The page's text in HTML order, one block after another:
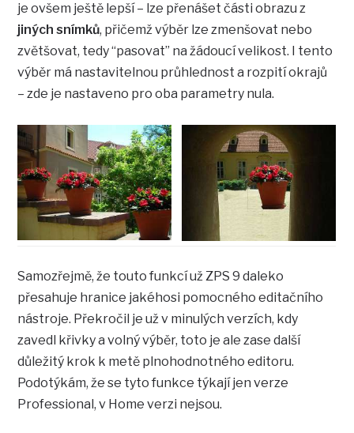
je ovšem ještě lepší – lze přenášet části obrazu z
jiných snímků, přičemž výběr lze zmenšovat nebo
zvětšovat, tedy “pasovat” na žádoucí velikost. I tento
výběr má nastavitelnou průhlednost a rozpití okrajů
– zde je nastaveno pro oba parametry nula.
Samozřejmě, že touto funkcí už ZPS 9 daleko
přesahuje hranice jakéhosi pomocného editačního
nástroje. Překročil je už v minulých verzích, kdy
zavedl křivky a volný výběr, toto je ale zase další
důležitý krok k metě plnohodnotného editoru.
Podotýkám, že se tyto funkce týkají jen verze
Professional, v Home verzi nejsou.